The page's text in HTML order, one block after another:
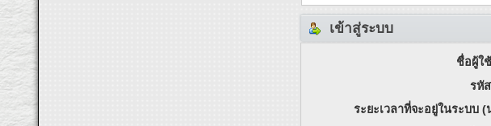
เข้าสู่ระบบ
ชื่อผู้ใ
รหั
ระยะเวลาที่จะอยู่ในระบบ (